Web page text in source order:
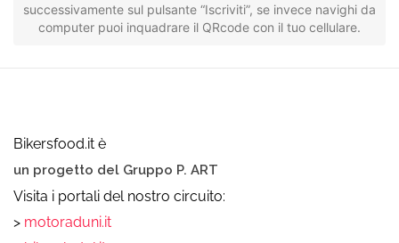
successivamente sul pulsante “Iscriviti”, se invece navighi da
computer puoi inquadrare il QRcode con il tuo cellulare.
Bikersfood.it è
un progetto del Gruppo P. ART
Visita i portali del nostro circuito:
> motoraduni.it